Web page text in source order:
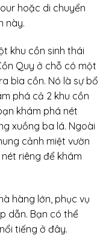
hoặc di chuyển
này.
khu cồn sinh thái
Quy ở chỗ có một
bìa cồn. Nó là sự bổ
phá cả 2 khu cồn
khám phá nét
xuồng ba lá. Ngoài
cảnh miệt vườn
riêng để khám
hàng lớn, phục vụ
dẫn. Bạn có thể
tiếng ở đây.